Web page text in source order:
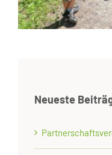
Neueste